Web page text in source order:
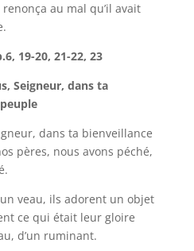
au mal qu’il avait
19-20, 21-22, 23
Seigneur, dans ta
dans ta bienveillance
pères, nous avons péché,
veau, ils adorent un objet
ce qui était leur gloire
d’un ruminant.